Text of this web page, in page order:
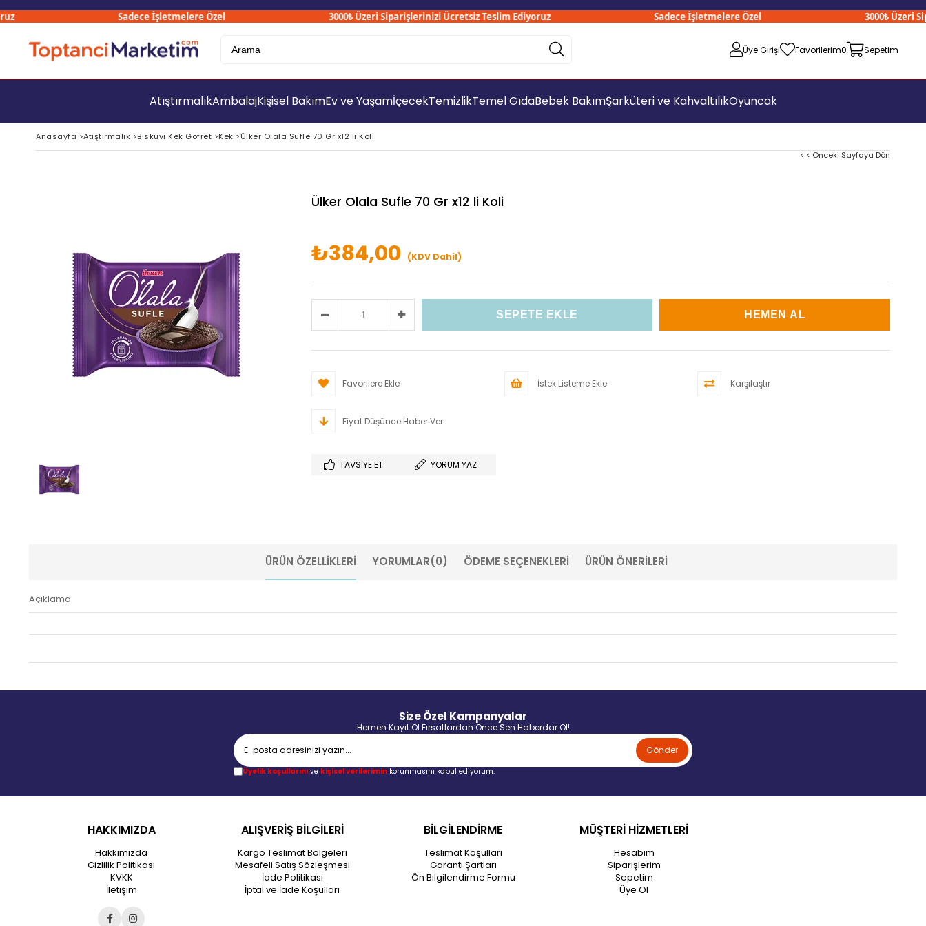
Sadece İşletmelere Özel 3000₺ Üzeri Siparişlerinizi Ücretsiz Teslim Ediyoruz Sadece İşletmelere Özel 3000₺ Üzeri
Üye Girişi Favorilerim0 Sepetim
AtıştırmalıkAmbalajKişisel BakımEv ve YaşamİçecekTemizlikTemel GıdaBebek BakımŞarküteri ve KahvaltılıkOyuncak
Anasayfa >Atıştırmalık >Bisküvi Kek Gofret >Kek >Ülker Olala Sufle 70 Gr x12 li Koli
< < Önceki Sayfaya Dön
Ülker Olala Sufle 70 Gr x12 li Koli
₺384,00 (KDV Dahil)
Favorilere Ekle İstek Listeme Ekle Karşılaştır
Fiyat Düşünce Haber Ver
TAVSIYE ET YORUM YAZ
ÜRÜN ÖZELLIKLERI YORUMLAR(0) ÖDEME SEÇENEKLERI ÜRÜN ÖNERILERI
Açıklama
Size Özel Kampanyalar
Hemen Kayıt Ol Fırsatlardan Önce Sen Haberdar Ol!
Gönder
Üyelik koşullarınıve kişisel verileriminkorunmasını kabul ediyorum.
HAKKIMIZDA
Hakkımızda
Gizlilik Politikası
KVKK
İletişim
ALIŞVERİŞ BİLGİLERİ
Kargo Teslimat Bölgeleri
Mesafeli Satış Sözleşmesi
İade Politikası
İptal ve İade Koşulları
BİLGİLENDİRME
Teslimat Koşulları
Garanti Şartları
Ön Bilgilendirme Formu
MÜŞTERİ HİZMETLERİ
Hesabım
Siparişlerim
Sepetim
Üye Ol